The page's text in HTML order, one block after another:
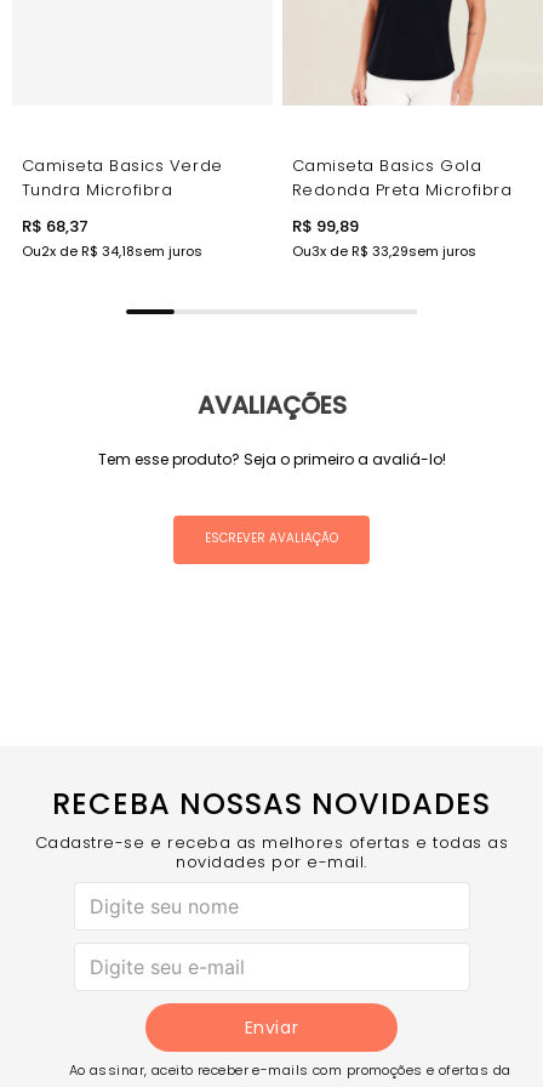
Estampa Emborrachada Personalizada - Detalhe
exclusivo na altura da gola nas costas
Design Atemporal - Estilo que transmite vitalidade e
COMPRE AGORA- A camiseta que combina com tudo e
Camiseta Basics Verde
Tundra Microfibra
R$ 68,37
Ou2x deR$ 34,18sem juros
Camiseta Basics Gola
Redonda Preta Microfibra
R$ 99,89
Ou3x deR$ 33,29sem juros
AVALIAÇÕES
Tem esse produto? Seja o primeiro a avaliá-lo!
ESCREVER AVALIAÇÃO
RECEBA NOSSAS NOVIDADES
Cadastre-se e receba as melhores ofertas e todas as
novidades por e-mail.
Enviar
Ao assinar, aceito receber e-mails com promoções e ofertas da